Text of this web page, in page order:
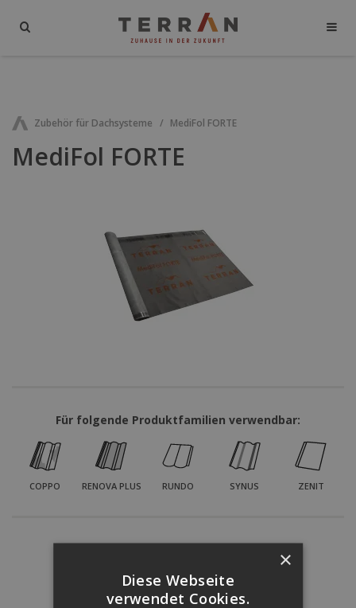
Zubehör für Dachsysteme MediFol FORTE
MediFol FORTE
Für folgende Produktfamilien verwendbar:
COPPO RENOVA PLUS RUNDO SYNUS ZENIT
×
Diese Webseite
verwendet Cookies.